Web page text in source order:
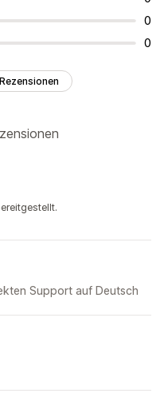
0
0
Support auf Deutsch